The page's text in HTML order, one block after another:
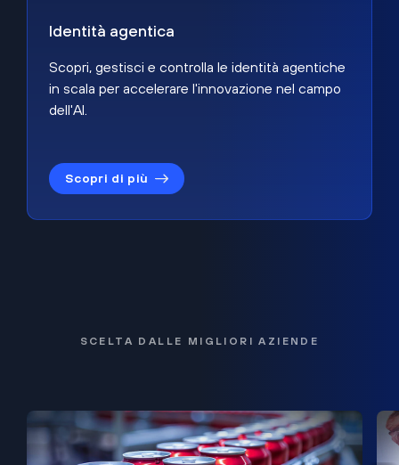
Identità agentica
Scopri, gestisci e controlla le identità agentiche
in scala per accelerare l'innovazione nel campo
dell'AI.
Scopri di più
SCELTA DALLE MIGLIORI AZIENDE